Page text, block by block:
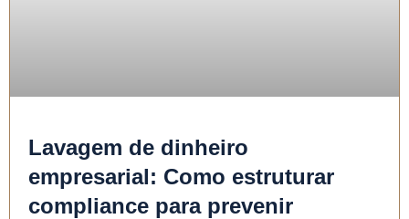
Lavagem de dinheiro
empresarial: Como estruturar
compliance para prevenir